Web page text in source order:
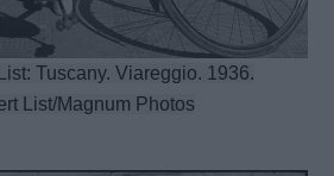
Tuscany. Viareggio. 1936.
List/Magnum Photos